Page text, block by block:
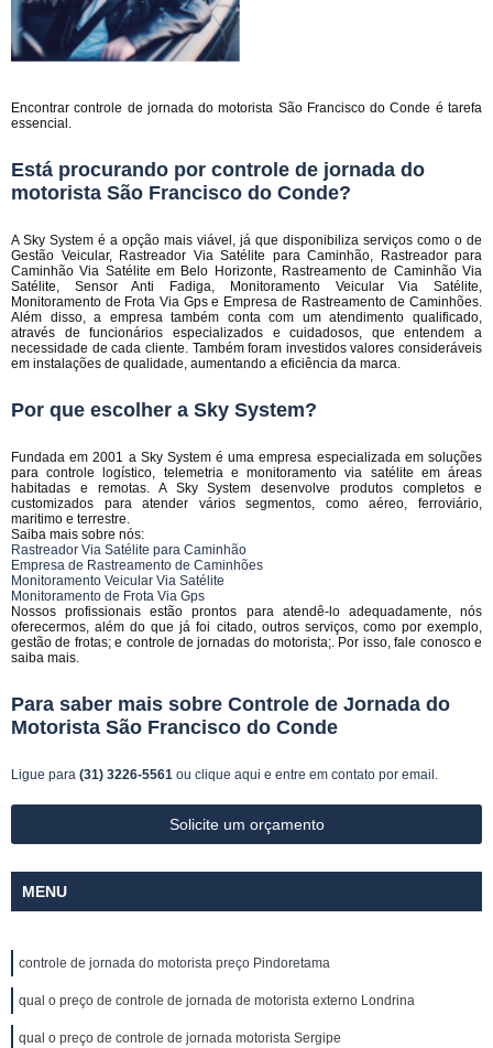
Encontrar controle de jornada do motorista São Francisco do Conde é tarefa
essencial.
Está procurando por controle de jornada do
motorista São Francisco do Conde?
A Sky System é a opção mais viável, já que disponibiliza serviços como o de
Gestão Veicular, Rastreador Via Satélite para Caminhão, Rastreador para
Caminhão Via Satélite em Belo Horizonte, Rastreamento de Caminhão Via
Satélite, Sensor Anti Fadiga, Monitoramento Veicular Via Satélite,
Monitoramento de Frota Via Gps e Empresa de Rastreamento de Caminhões.
Além disso, a empresa também conta com um atendimento qualificado,
através de funcionários especializados e cuidadosos, que entendem a
necessidade de cada cliente. Também foram investidos valores consideráveis
em instalações de qualidade, aumentando a eficiência da marca.
Por que escolher a Sky System?
Fundada em 2001 a Sky System é uma empresa especializada em soluções
para controle logístico, telemetria e monitoramento via satélite em áreas
habitadas e remotas. A Sky System desenvolve produtos completos e
customizados para atender vários segmentos, como aéreo, ferroviário,
maritimo e terrestre.
Saiba mais sobre nós:
Rastreador Via Satélite para Caminhão
Empresa de Rastreamento de Caminhões
Monitoramento Veicular Via Satélite
Monitoramento de Frota Via Gps
Nossos profissionais estão prontos para atendê-lo adequadamente, nós
oferecermos, além do que já foi citado, outros serviços, como por exemplo,
gestão de frotas; e controle de jornadas do motorista;. Por isso, fale conosco e
saiba mais.
Para saber mais sobre Controle de Jornada do
Motorista São Francisco do Conde
Ligue para (31) 3226-5561 ou clique aqui e entre em contato por email.
Solicite um orçamento
MENU
controle de jornada do motorista preço Pindoretama
qual o preço de controle de jornada de motorista externo Londrina
qual o preço de controle de jornada motorista Sergipe